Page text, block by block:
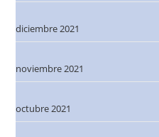
diciembre 2021
noviembre 2021
octubre 2021